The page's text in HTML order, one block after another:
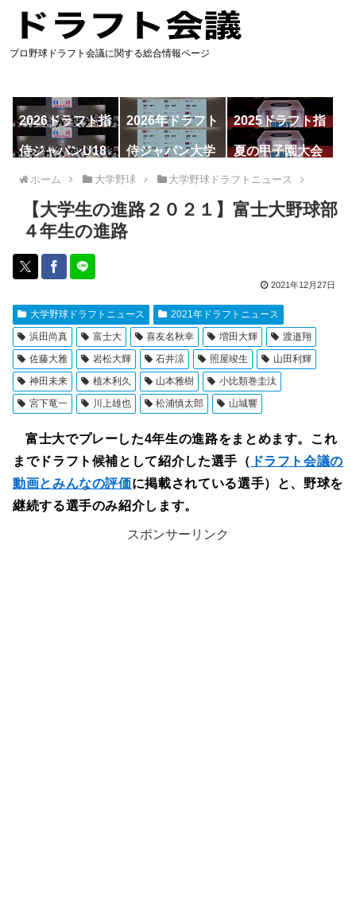
プロ野球ドラフト会議に関する総合情報ページ
2026ドラフト指
名予想
2026年ドラフト
候補
2025ドラフト指
名一覧
侍ジャパンU18
代表
侍ジャパン大学
代表
夏の甲子園大会
ホーム 大学野球 大学野球ドラフトニュース
【大学生の進路２０２１】富士大野球部
４年生の進路
2021年12月27日
大学野球ドラフトニュース
2021年ドラフトニュース
浜田尚真
富士大 喜友名秋幸 増田大輝
渡邉翔
佐藤大雅
岩松大輝 石井涼 照屋竣生
山田利輝
神田未来
植木利久 山本雅樹
小比類巻圭汰
宮下竜一
川上雄也 松浦慎太郎 山城響
富士大でプレーした4年生の進路をまとめます。これ
までドラフト候補として紹介した選手（ ドラフト会議の
動画とみんなの評価に掲載されている選手）と、野球を
継続する選手のみ紹介します。
スポンサーリンク